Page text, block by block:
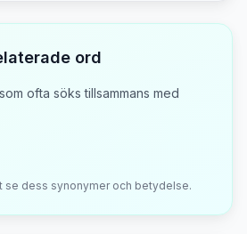
ord
ofta söks tillsammans med
se dess synonymer och betydelse.